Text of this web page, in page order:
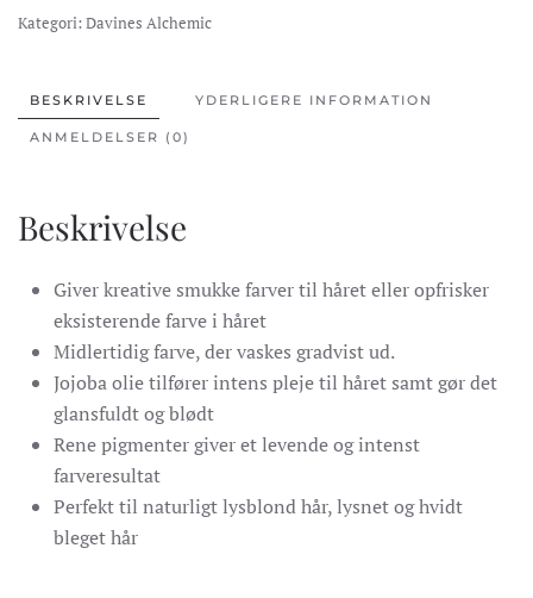
Silver
Kategori: Davines Alchemic
BESKRIVELSE YDERLIGERE INFORMATION
ANMELDELSER (0)
Beskrivelse
Giver kreative smukke farver til håret eller opfrisker
eksisterende farve i håret
Midlertidig farve, der vaskes gradvist ud.
Jojoba olie tilfører intens pleje til håret samt gør det
glansfuldt og blødt
Rene pigmenter giver et levende og intenst
farveresultat
Perfekt til naturligt lysblond hår, lysnet og hvidt
bleget hår